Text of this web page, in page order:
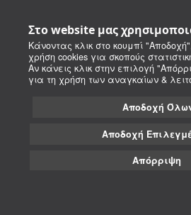
Στο website μας
Κάνοντας κλικ στο κουμπί
χρήση cookies για σκοπούς
Αν κάνεις κλικ στην επιλογή
για τη χρήση των αναγκαίων &
Αποδοχή
Αποδοχή
Απόρριψη